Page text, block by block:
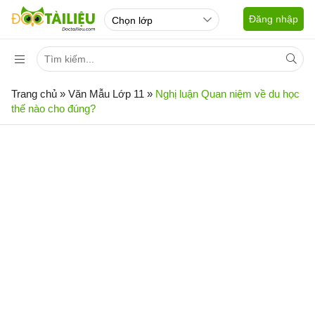
Đăng nhập
Trang chủ » Văn Mẫu Lớp 11 » Nghị luận Quan niệm về du học
thế nào cho đúng?